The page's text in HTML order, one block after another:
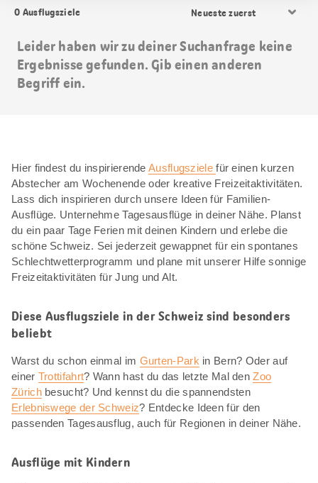
0 Ausflugsziele
Sortierung
Leider haben wir zu deiner Suchanfrage keine
Ergebnisse gefunden. Gib einen anderen
Begriff ein.
Hier findest du inspirierendeAusflugszielefür einen kurzen
Abstecher am Wochenende oder kreative Freizeitaktivitäten.
Lass dich inspirieren durch unsere Ideen für Familien-
Ausflüge. Unternehme Tagesausflüge in deiner Nähe. Planst
du ein paar Tage Ferien mit deinen Kindern und erlebe die
schöne Schweiz. Sei jederzeit gewappnet für ein spontanes
Schlechtwetterprogramm und plane mit unserer Hilfe sonnige
Freizeitaktivitäten für Jung und Alt.
Diese Ausflugsziele in der Schweiz sind besonders
beliebt
Warst du schon einmal im Gurten-Park in Bern? Oder auf
einer Trottifahrt? Wann hast du das letzte Mal denZoo
Zürichbesucht? Und kennst du die spannendsten
Erlebniswege der Schweiz? Entdecke Ideen für den
passenden Tagesausflug, auch für Regionen in deiner Nähe.
Ausflüge mit Kindern